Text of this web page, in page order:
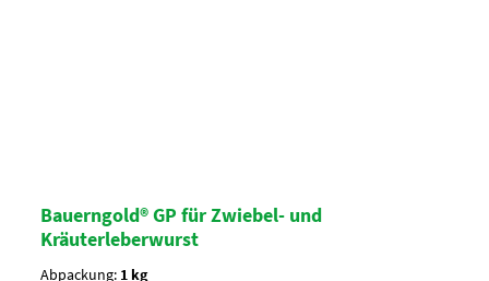
Bauerngold® GP für Zwiebel- und
Kräuterleberwurst
Abpackung: 1 kg